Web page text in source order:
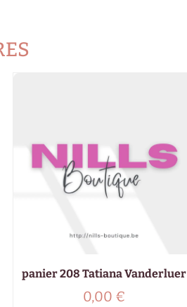
panier 208 Tatiana Vanderluer
0,00 €